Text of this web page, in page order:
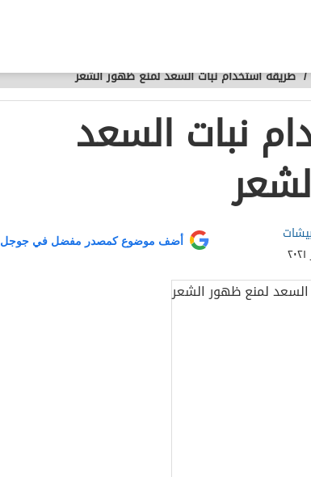
/طريقة استخدام نبات السعد لمنع ظهور الشعر
نبات السعد
أضف موضوع كمصدر مفضل في جوجل